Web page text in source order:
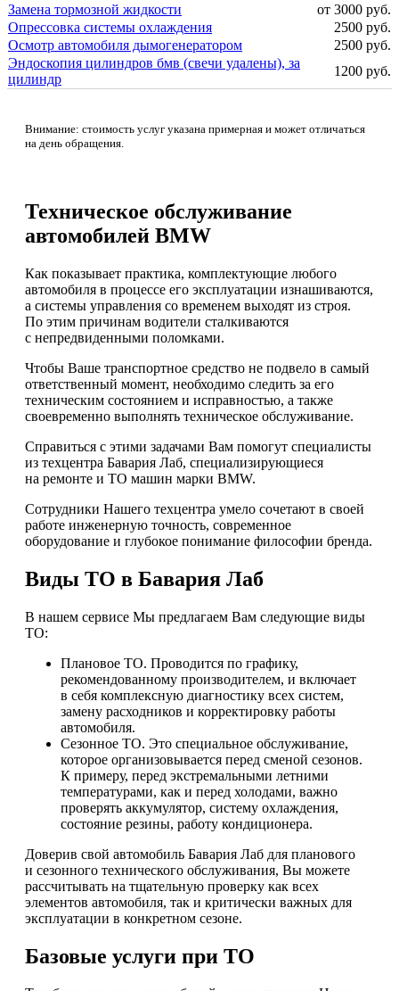
Замена тормозной жидкости
от 3000 руб.
Опрессовка системы охлаждения
2500 руб.
Осмотр автомобиля дымогенератором
2500 руб.
Эндоскопия цилиндров бмв (свечи удалены), за
цилиндр
1200 руб.
Внимание: стоимость услуг указана примерная и может отличаться
на день обращения.
Техническое обслуживание
автомобилей BMW
Как показывает практика, комплектующие любого
автомобиля в процессе его эксплуатации изнашиваются,
а системы управления со временем выходят из строя.
По этим причинам водители сталкиваются
с непредвиденными поломками.
Чтобы Ваше транспортное средство не подвело в самый
ответственный момент, необходимо следить за его
техническим состоянием и исправностью, а также
своевременно выполнять техническое обслуживание.
Справиться с этими задачами Вам помогут специалисты
из техцентра Бавария Лаб, специализирующиеся
на ремонте и ТО машин марки BMW.
Сотрудники Нашего техцентра умело сочетают в своей
работе инженерную точность, современное
оборудование и глубокое понимание философии бренда.
Виды ТО в Бавария Лаб
В нашем сервисе Мы предлагаем Вам следующие виды
ТО:
Плановое ТО. Проводится по графику,
рекомендованному производителем, и включает
в себя комплексную диагностику всех систем,
замену расходников и корректировку работы
автомобиля.
Сезонное ТО. Это специальное обслуживание,
которое организовывается перед сменой сезонов.
К примеру, перед экстремальными летними
температурами, как и перед холодами, важно
проверять аккумулятор, систему охлаждения,
состояние резины, работу кондиционера.
Доверив свой автомобиль Бавария Лаб для планового
и сезонного технического обслуживания, Вы можете
рассчитывать на тщательную проверку как всех
элементов автомобиля, так и критически важных для
эксплуатации в конкретном сезоне.
Базовые услуги при ТО